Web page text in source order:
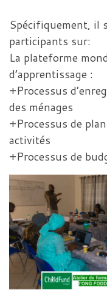
Spécifiquement, il
participants sur:
La plateforme
d’apprentissage :
+Processus
des ménages
+Processus de
activités
+Processus de